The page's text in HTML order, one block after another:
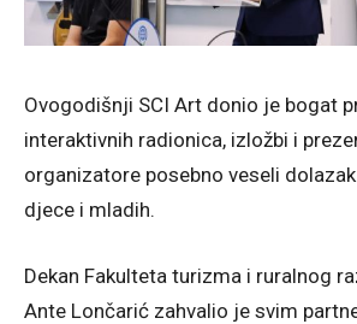
Ovogodišnji SCI Art donio je bogat
interaktivnih radionica, izložbi i
organizatore posebno veseli
djece i mladih.
Dekan Fakulteta turizma i ruralnog
Ante Lončarić zahvalio je svim